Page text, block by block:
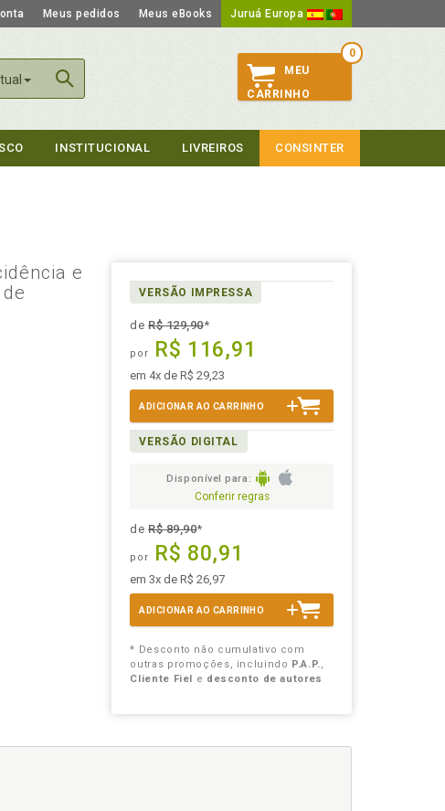
Meus pedidos Meus eBooks Juruá Europa
0
MEU
CARRINHO
INSTITUCIONAL LIVREIROS CONSINTER
e
VERSÃO IMPRESSA
deR$ 129,90*
por R$ 116,91
em 4x de R$ 29,23
ADICIONAR AO CARRINHO
VERSÃO DIGITAL
Disponível para:
Conferir regras
deR$ 89,90*
por R$ 80,91
em 3x de R$ 26,97
ADICIONAR AO CARRINHO
* Desconto não cumulativo com
outras promoções, incluindo P.A.P.,
Cliente Fiel
e desconto de autores